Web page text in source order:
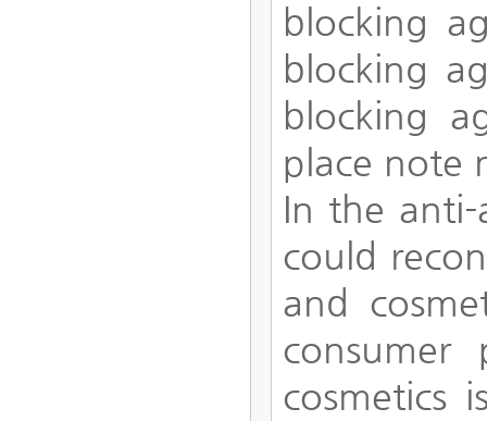
blocking
blocking
blocking
place note
In the
could
and
cosmetics